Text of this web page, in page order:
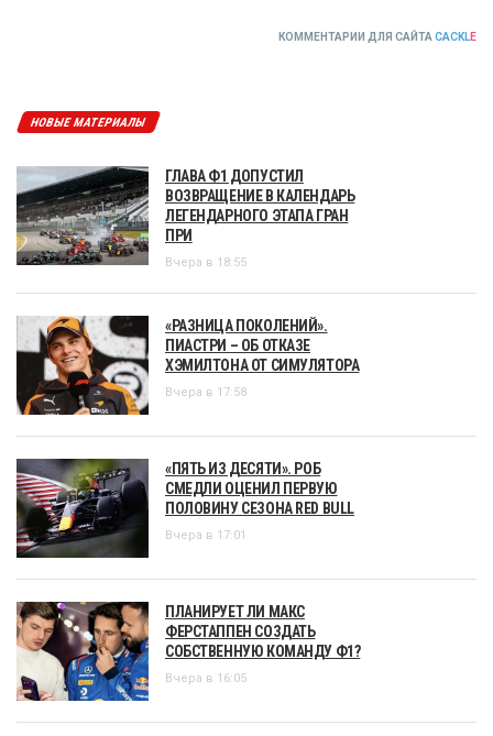
КОММЕНТАРИИ ДЛЯ САЙТА CACKLE
НОВЫЕ МАТЕРИАЛЫ
ГЛАВА Ф1 ДОПУСТИЛ
ВОЗВРАЩЕНИЕ В КАЛЕНДАРЬ
ЛЕГЕНДАРНОГО ЭТАПА ГРАН
ПРИ
Вчера в 18:55
«РАЗНИЦА ПОКОЛЕНИЙ».
ПИАСТРИ – ОБ ОТКАЗЕ
ХЭМИЛТОНА ОТ СИМУЛЯТОРА
Вчера в 17:58
«ПЯТЬ ИЗ ДЕСЯТИ». РОБ
СМЕДЛИ ОЦЕНИЛ ПЕРВУЮ
ПОЛОВИНУ СЕЗОНА RED BULL
Вчера в 17:01
ПЛАНИРУЕТ ЛИ МАКС
ФЕРСТАППЕН СОЗДАТЬ
СОБСТВЕННУЮ КОМАНДУ Ф1?
Вчера в 16:05